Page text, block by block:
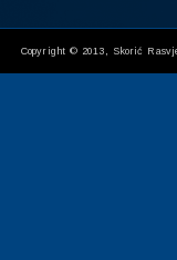
Copyright © 2013, Skorić